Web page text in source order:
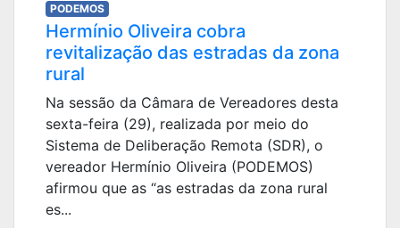
PODEMOS
Hermínio Oliveira cobra
revitalização das estradas da zona
rural
Na sessão da Câmara de Vereadores desta
sexta-feira (29), realizada por meio do
Sistema de Deliberação Remota (SDR), o
vereador Hermínio Oliveira (PODEMOS)
afirmou que as “as estradas da zona rural
es...